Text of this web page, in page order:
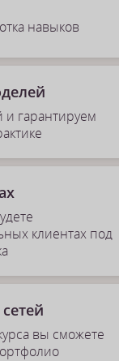
навыков
гарантируем
клиентах под
вы сможете